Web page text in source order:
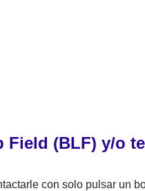
(BLF) y/o
con solo pulsar un